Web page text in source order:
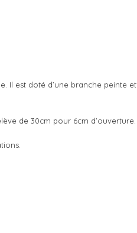
Il est doté d’une branche peinte et
de 30cm pour 6cm d’ouverture.